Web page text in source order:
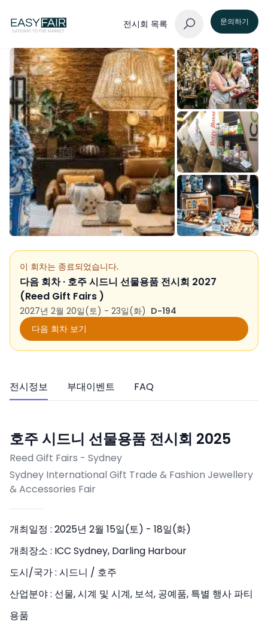
전시회 목록 문의하기
이 회차는 종료되었습니다.
다음 회차 · 호주 시드니 선물용품 전시회 2027
(Reed Gift Fairs )
2027년 2월 20일(토) - 23일(화) D-194
다음 회차 보기
전시정보 부대이벤트 FAQ
호주 시드니 선물용품 전시회 2025
Reed Gift Fairs - Sydney
Sydney International Gift Trade & Fashion Jewellery
& Accessories Fair
개최일정 : 2025년 2월 15일(토) - 18일(화)
개최장소 : ICC Sydney, Darling Harbour
도시/국가 : 시드니 / 호주
산업분야 : 선물, 시계 및 시계, 보석, 공예품, 특별 행사 파티
용품